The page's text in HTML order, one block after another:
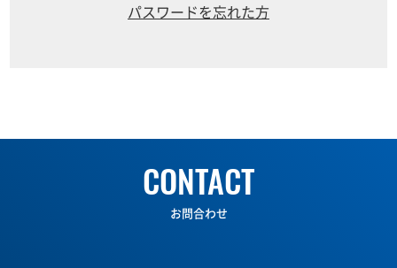
パスワードを忘れた方
CONTACT
お問合わせ